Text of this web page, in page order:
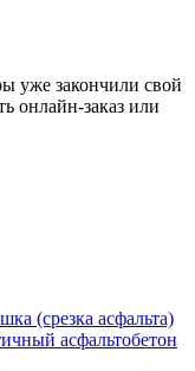
уже закончили свой
онлайн-заказ или
(срезка асфальта)
асфальтобетон